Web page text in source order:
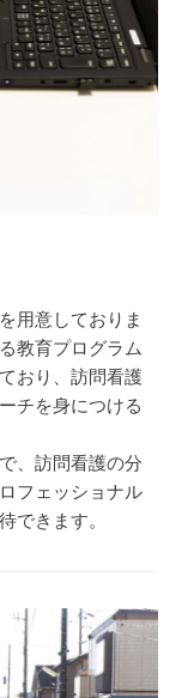
用意しておりま
教育プログラム
おり、訪問看護
チを身につける
、訪問看護の分
フェッショナル
できます。